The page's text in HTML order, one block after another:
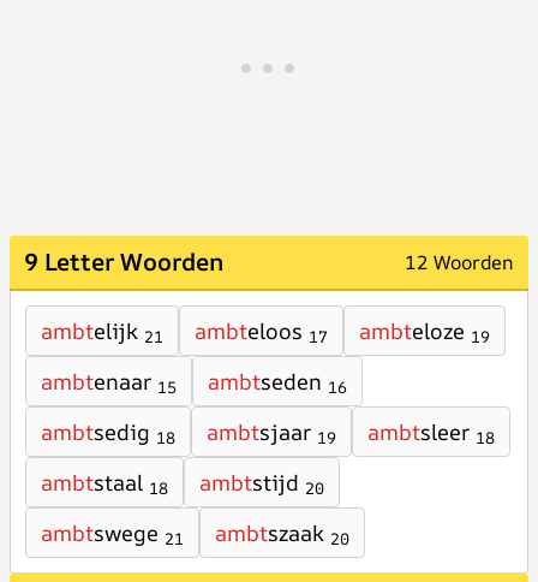
9 Letter Woorden 12 Woorden
ambtelijk 21 ambteloos 17 ambteloze 19
ambtenaar 15 ambtseden 16
ambtsedig 18 ambtsjaar 19 ambtsleer 18
ambtstaal 18 ambtstijd 20
ambtswege 21 ambtszaak 20